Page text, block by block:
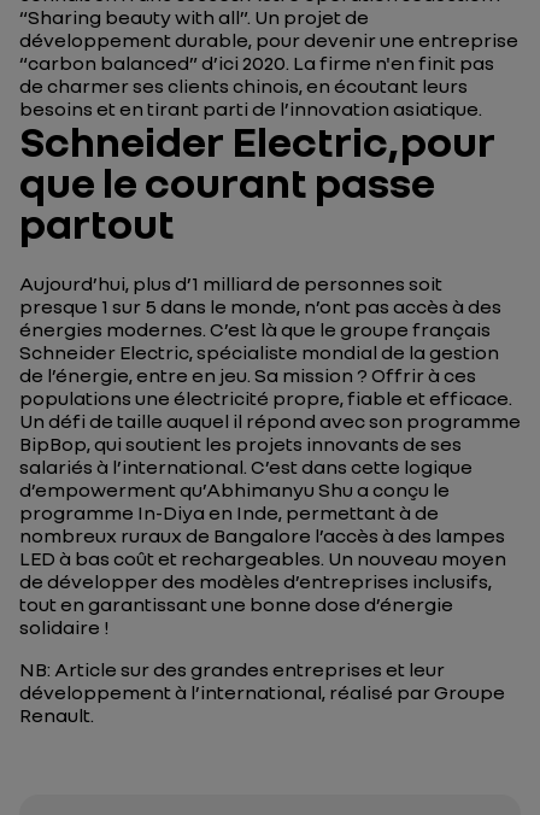
“Sharing beauty with all”. Un projet de
développement durable, pour devenir une entreprise
“carbon balanced” d’ici 2020. La firme n'en finit pas
de charmer ses clients chinois, en écoutant leurs
besoins et en tirant parti de l’innovation asiatique.
Schneider Electric,pour
que le courant passe
partout
Aujourd’hui, plus d’1 milliard de personnes soit
presque 1 sur 5 dans le monde, n’ont pas accès à des
énergies modernes. C’est là que le groupe français
Schneider Electric, spécialiste mondial de la gestion
de l’énergie, entre en jeu. Sa mission ? Offrir à ces
populations une électricité propre, fiable et efficace.
Un défi de taille auquel il répond avec son programme
BipBop, qui soutient les projets innovants de ses
salariés à l’international. C’est dans cette logique
d’empowerment qu’Abhimanyu Shu a conçu le
programme In-Diya en Inde, permettant à de
nombreux ruraux de Bangalore l’accès à des lampes
LED à bas coût et rechargeables. Un nouveau moyen
de développer des modèles d’entreprises inclusifs,
tout en garantissant une bonne dose d’énergie
solidaire !
NB: Article sur des grandes entreprises et leur
développement à l’international, réalisé par Groupe
Renault.